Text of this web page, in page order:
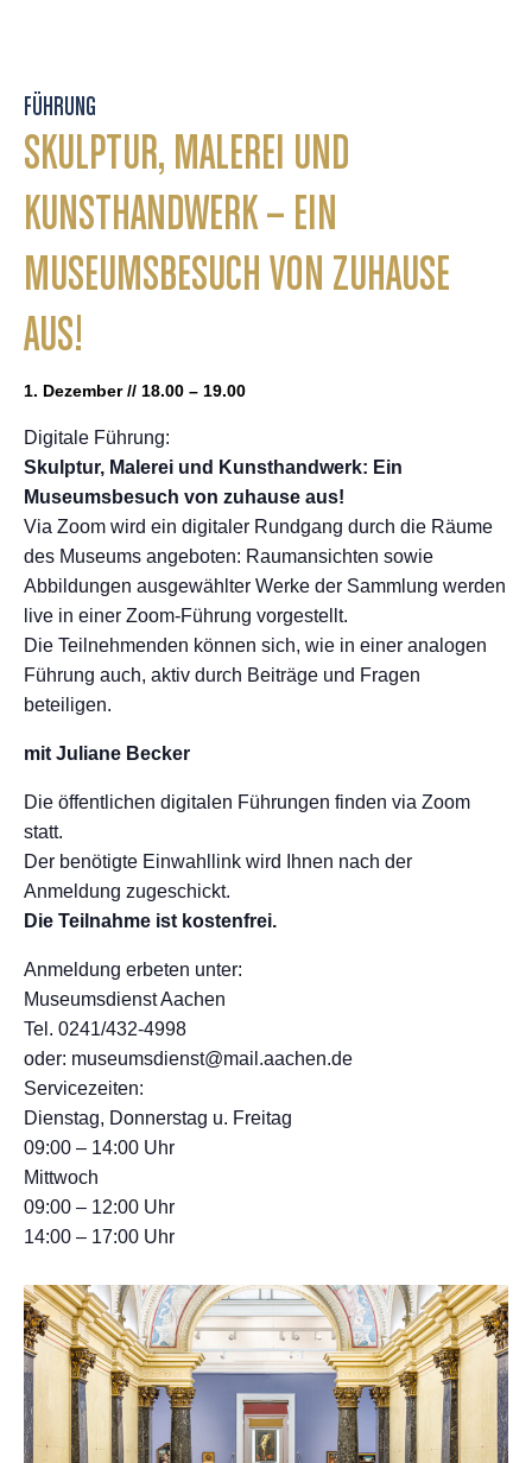
FÜHRUNG
SKULPTUR, MALEREI UND
KUNSTHANDWERK – EIN
MUSEUMSBESUCH VON ZUHAUSE
AUS!
1. Dezember // 18.00 – 19.00
Digitale Führung:
Skulptur, Malerei und Kunsthandwerk: Ein
Museumsbesuch von zuhause aus!
Via Zoom wird ein digitaler Rundgang durch die Räume
des Museums angeboten: Raumansichten sowie
Abbildungen ausgewählter Werke der Sammlung werden
live in einer Zoom-Führung vorgestellt.
Die Teilnehmenden können sich, wie in einer analogen
Führung auch, aktiv durch Beiträge und Fragen
beteiligen.
mit Juliane Becker
Die öffentlichen digitalen Führungen finden via Zoom
statt.
Der benötigte Einwahllink wird Ihnen nach der
Anmeldung zugeschickt.
Die Teilnahme ist kostenfrei.
Anmeldung erbeten unter:
Museumsdienst Aachen
Tel. 0241/432-4998
oder: museumsdienst@mail.aachen.de
Servicezeiten:
Dienstag, Donnerstag u. Freitag
09:00 – 14:00 Uhr
Mittwoch
09:00 – 12:00 Uhr
14:00 – 17:00 Uhr